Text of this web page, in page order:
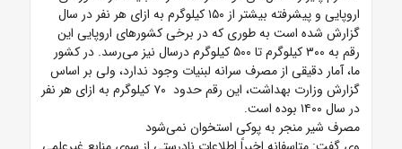
اروپایی و پیشرفته بیشتر از ۱۵۰ کیلوگرم به ازای هر نفر در سال
گزارش شده است به طوری که در برخی کشورهای اروپایی این
رقم به ۳۰۰ کیلوگرم تا ۵۰۰ کیلوگرم درسال نیز می‌رسد. در کشور
ما، آمار دقیقی از مصرف سرانه لبنیات وجود ندارد، ولی بر اساس
گزارش وزارت بهداشت، این رقم حدود ۷۰ کیلوگرم به ازای هر نفر
در سال ۱۴۰۰ بوده است.
مصرف شیر منجر به پوکی استخوان نمی‌شود